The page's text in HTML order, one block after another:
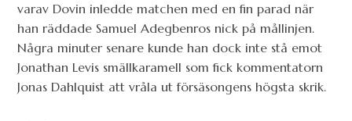
varav Dovin inledde matchen med en fin parad när
han räddade Samuel Adegbenros nick på mållinjen.
Några minuter senare kunde han dock inte stå emot
Jonathan Levis smällkaramell som fick kommentatorn
Jonas Dahlquist att vråla ut försäsongens högsta skrik.